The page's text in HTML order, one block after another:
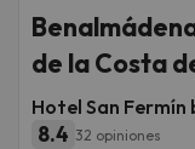
de la Costa
Hotel San Fermín
8.4 32 opiniones